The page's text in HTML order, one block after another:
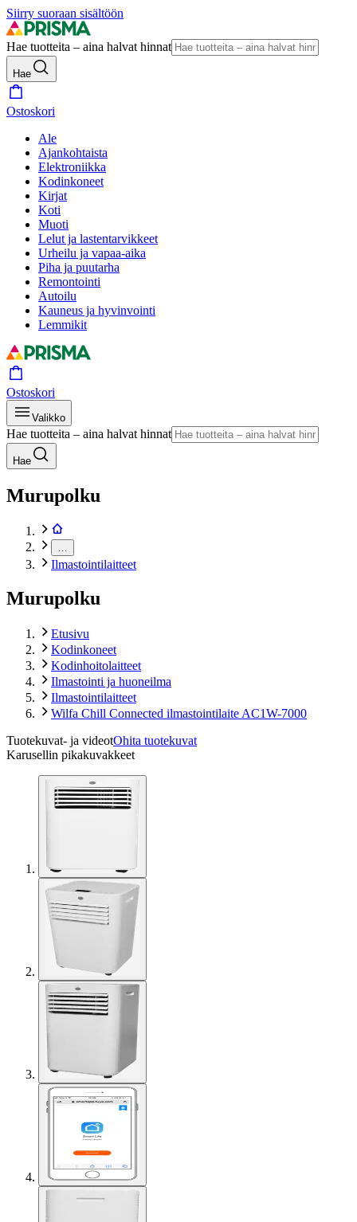
Siirry suoraan sisältöön
Hae tuotteita – aina halvat hinnat
Hae
Ostoskori
Ale
Ajankohtaista
Elektroniikka
Kodinkoneet
Kirjat
Koti
Muoti
Lelut ja lastentarvikkeet
Urheilu ja vapaa-aika
Piha ja puutarha
Remontointi
Autoilu
Kauneus ja hyvinvointi
Lemmikit
Ostoskori
Valikko
Hae tuotteita – aina halvat hinnat
Hae
Murupolku
Ilmastointilaitteet
Murupolku
Etusivu
Kodinkoneet
Kodinhoitolaitteet
Ilmastointi ja huoneilma
Ilmastointilaitteet
Wilfa Chill Connected ilmastointilaite AC1W-7000
Tuotekuvat- ja videotOhita tuotekuvat
Karusellin pikakuvakkeet